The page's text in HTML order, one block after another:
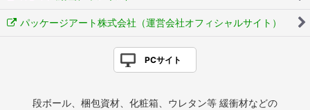
パッケージアート株式会社（運営会社オフィシャルサイト）
PCサイト
段ボール、梱包資材、化粧箱、ウレタン等 緩衝材などの